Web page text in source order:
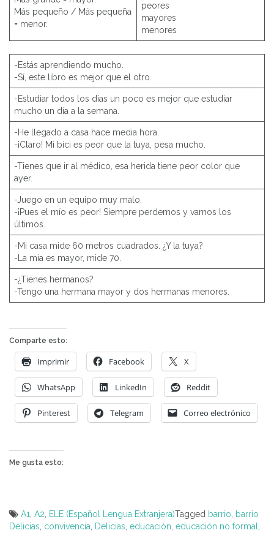
Más pequeño / Más pequeña
= menor.
peores
mayores
menores
-Estás aprendiendo mucho.
-Sí, este libro es mejor que el otro.
-Estudiar todos los días un poco es mejor que estudiar
mucho un día a la semana.
-He llegado a casa hace media hora.
-¡Claro! Mi bici es peor que la tuya, pesa mucho.
-Tienes que ir al médico, esa herida tiene peor color que
ayer.
-Juego en un equipo muy malo.
-¡Pues el mío es peor! Siempre perdemos y vamos los
últimos.
-Mi casa mide 60 metros cuadrados. ¿Y la tuya?
-La mía es mayor, mide 70.
-¿Tienes hermanos?
-Tengo una hermana mayor y dos hermanas menores.
Comparte esto:
Imprimir Facebook X
WhatsApp LinkedIn Reddit
Pinterest Telegram Correo electrónico
Me gusta esto:
A1 A2 ELE (Español Lengua Extranjera)Tagged barrio
barrio
Delicias convivencia Delicias educación educación no formal